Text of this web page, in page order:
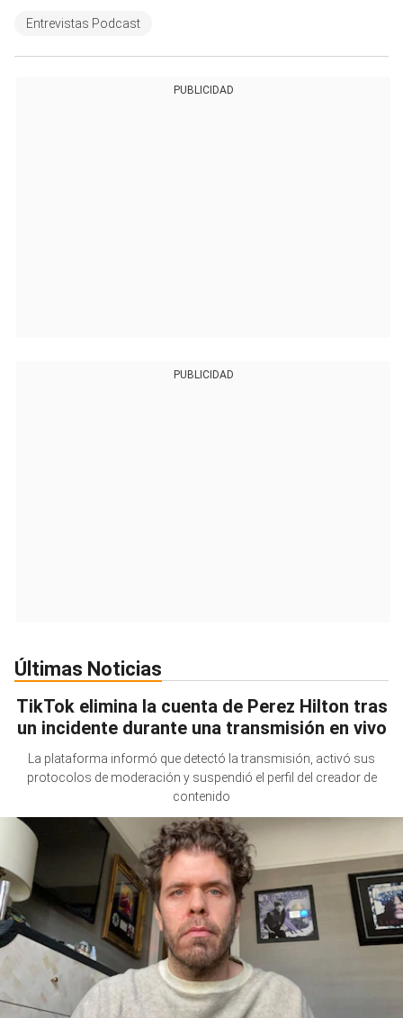
Entrevistas Podcast
PUBLICIDAD
PUBLICIDAD
Últimas Noticias
TikTok elimina la cuenta de Perez Hilton tras
un incidente durante una transmisión en vivo
La plataforma informó que detectó la transmisión, activó sus
protocolos de moderación y suspendió el perfil del creador de
contenido